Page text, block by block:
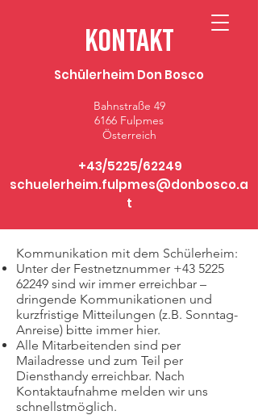
Kontakt
Schülerheim Don Bosco
Bahnstraße 49
6166 Fulpmes
Österreich
+43/5225/62249
schuelerheim.fulpmes@donbosco.a
t
Kommunikation mit dem Schülerheim:
Unter der Festnetznummer +43 5225
62249 sind wir immer erreichbar –
dringende Kommunikationen und
kurzfristige Mitteilungen (z.B. Sonntag-
Anreise) bitte immer hier.
Alle Mitarbeitenden sind per
Mailadresse und zum Teil per
Diensthandy erreichbar. Nach
Kontaktaufnahme melden wir uns
schnellstmöglich.